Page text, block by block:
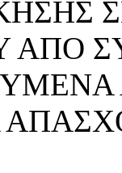
ΑΠΟ